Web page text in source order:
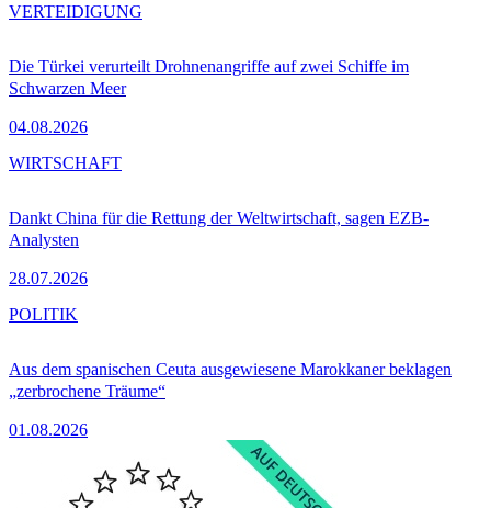
Die Türkei verurteilt Drohnenangriffe auf zwei Schiffe im
Schwarzen Meer
04.08.2026
VERTEIDIGUNG
Dankt China für die Rettung der Weltwirtschaft, sagen EZB-
Analysten
28.07.2026
WIRTSCHAFT
Aus dem spanischen Ceuta ausgewiesene Marokkaner beklagen
„zerbrochene Träume“
01.08.2026
POLITIK